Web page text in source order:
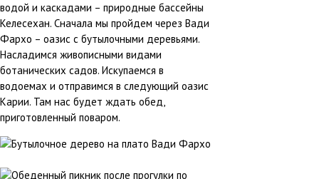
водой и каскадами – природные бассейны
Келесехан. Сначала мы пройдем через Вади
Фархо – оазис с бутылочными деревьями.
Насладимся живописными видами
ботанических садов. Искупаемся в
водоемах и отправимся в следующий оазис
Карии. Там нас будет ждать обед,
приготовленный поваром.